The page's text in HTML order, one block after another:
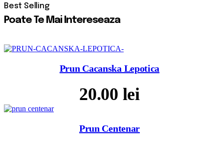
Poate Te Mai Intereseaza
Prun Cacanska Lepotica
20.00 lei
Prun Centenar